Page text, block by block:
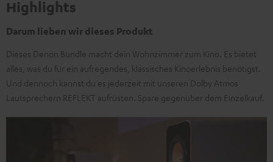
Highlights
Darum lieben wir dieses Produkt
Dieses Denon Bundle macht dein Wohnzimmer zum Kino. Es bietet
alles, was du für ein aufregendes, klassisches Kinoerlebnis benötigst.
Und dennoch kannst du es jederzeit mit unseren Dolby Atmos
Lautsprechern REFLEKT aufrüsten. Spare gegenüber dem Einzelkauf.